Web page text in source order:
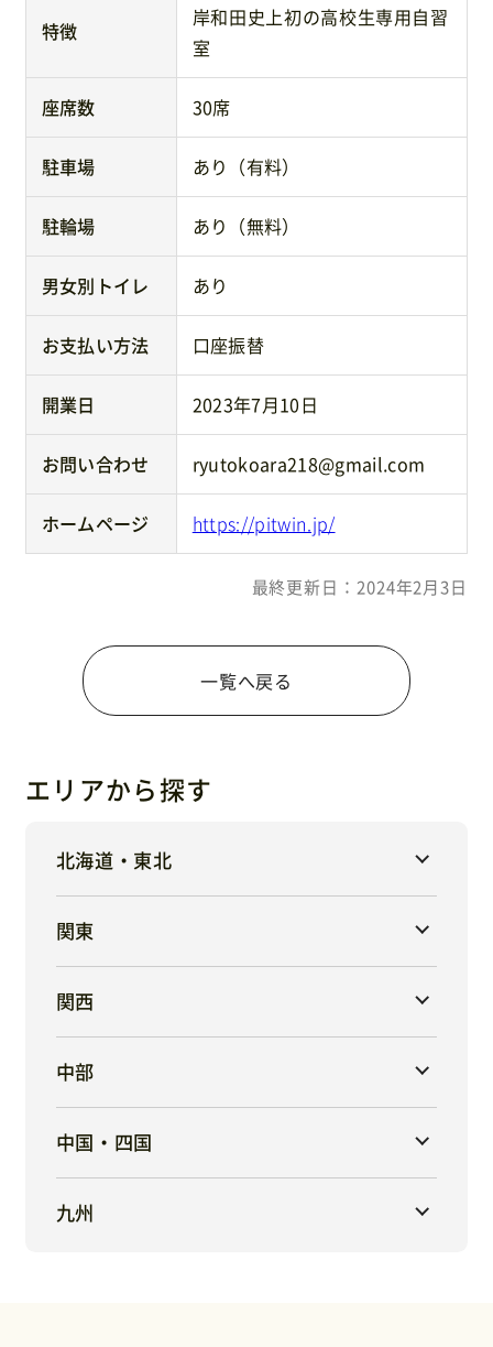
特徴
岸和田史上初の高校生専用自習
室
座席数 30席
駐車場 あり（有料）
駐輪場 あり（無料）
男女別トイレ あり
お支払い方法 口座振替
開業日 2023年7月10日
お問い合わせ ryutokoara218@gmail.com
ホームページ https://pitwin.jp/
最終更新日：2024年2月3日
一覧へ戻る
エリアから探す
北海道・東北
関東
関西
中部
中国・四国
九州